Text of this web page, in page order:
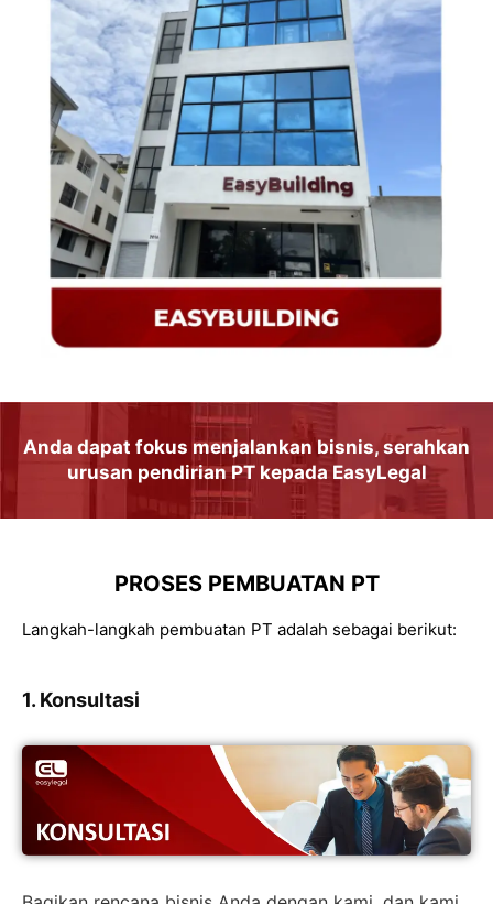
Anda dapat fokus menjalankanbisnis, serahkan
urusan pendirian PT kepada EasyLegal
PROSES PEMBUATAN PT
Langkah-langkah pembuatan PT adalah sebagai berikut:
1. Konsultasi